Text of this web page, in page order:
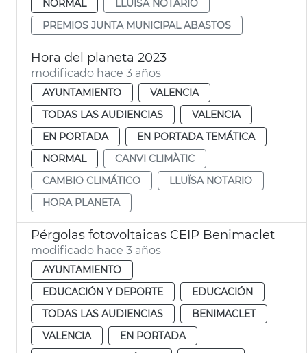
NORMAL
LLUÏSA NOTARIO
PREMIOS JUNTA MUNICIPAL ABASTOS
Hora del planeta 2023
modificado hace 3 años
AYUNTAMIENTO
VALENCIA
TODAS LAS AUDIENCIAS
VALENCIA
EN PORTADA
EN PORTADA TEMÁTICA
NORMAL
CANVI CLIMÀTIC
CAMBIO CLIMÁTICO
LLUÏSA NOTARIO
HORA PLANETA
Pérgolas fotovoltaicas CEIP Benimaclet
modificado hace 3 años
AYUNTAMIENTO
EDUCACIÓN Y DEPORTE
EDUCACIÓN
TODAS LAS AUDIENCIAS
BENIMACLET
VALENCIA
EN PORTADA